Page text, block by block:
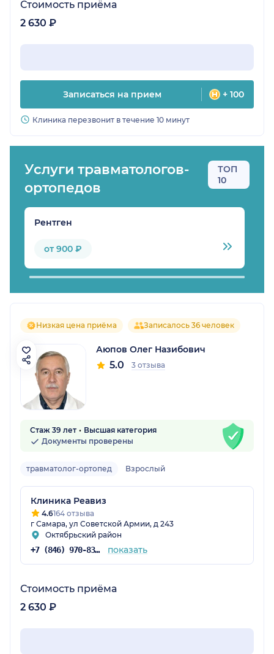
Стоимость приёма
2 630 ₽
Записаться на прием + 100
Клиника перезвонит в течение 10 минут
Услуги травматологов-
ортопедов
ТОП
10
Рентген
от 900 ₽
Низкая цена приёма Записалось 36 человек
Аюпов Олег Назибович
5.0 3 отзыва
Стаж 39 лет
Высшая категория
Документы проверены
травматолог-ортопед Взрослый
Клиника Реавиз
4.6164 отзыва
г Самара, ул Советской Армии, д 243
Октябрьский район
+7 (846) 970-83-16 показать
Стоимость приёма
2 630 ₽